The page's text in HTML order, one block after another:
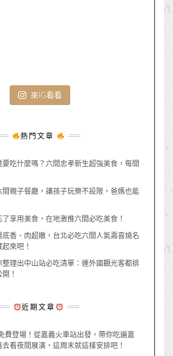
來IG看看
熱門文章
吃什麼嗎？六間忠孝新生超強美食，每間
親子餐廳，讓孩子玩樂不設限，爸媽也能
享用美食，在地激推六間必吃美食！
香、肉超嫩，台北必吃六間人氣壽喜燒名
來吧！
理出中山站必吃清單：連外國觀光客都排
！
近期文章
費登場！從嘉義火車站出發，帶你吃遍嘉
看夜間展演，這周末就這樣安排吧！